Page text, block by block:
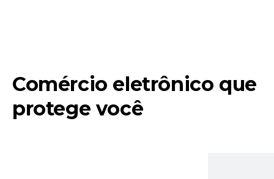
Comércio eletrônico que
protege você